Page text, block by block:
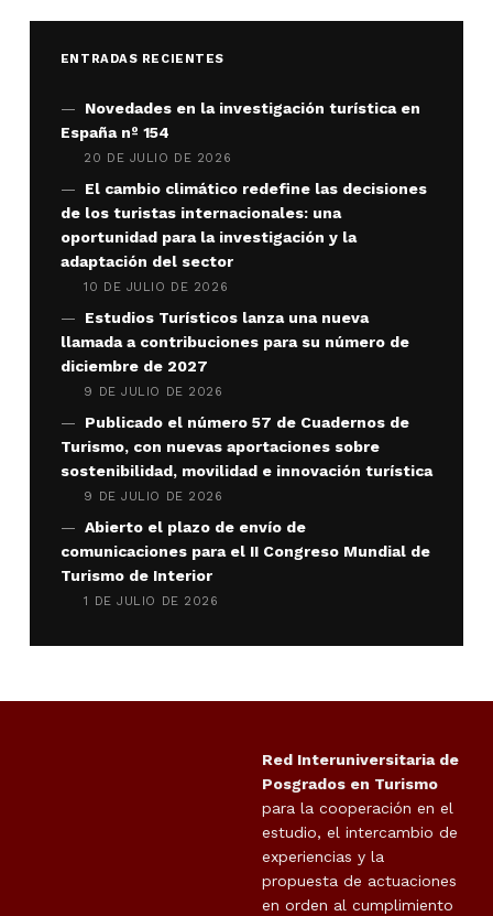
ENTRADAS RECIENTES
Novedades en la investigación turística en
España nº 154
20 DE JULIO DE 2026
El cambio climático redefine las decisiones
de los turistas internacionales: una
oportunidad para la investigación y la
adaptación del sector
10 DE JULIO DE 2026
Estudios Turísticos lanza una nueva
llamada a contribuciones para su número de
diciembre de 2027
9 DE JULIO DE 2026
Publicado el número 57 de Cuadernos de
Turismo, con nuevas aportaciones sobre
sostenibilidad, movilidad e innovación turística
9 DE JULIO DE 2026
Abierto el plazo de envío de
comunicaciones para el II Congreso Mundial de
Turismo de Interior
1 DE JULIO DE 2026
Red Interuniversitaria de
Posgrados en Turismo
para la cooperación en el
estudio, el intercambio de
experiencias y la
propuesta de actuaciones
en orden al cumplimiento